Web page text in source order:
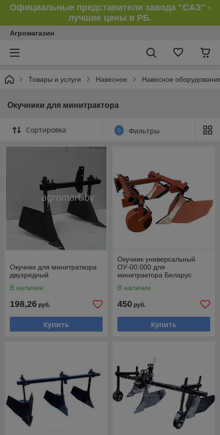
Официальные представители завода "САЗ" -
лучшие цены в РБ.
Агромагазин
Товары и услуги Навесное Навесное
Окучники для минитрактора
Сортировка 0 Фильтры
Окучник для минитраткора
двухрядный
В наличии
198,26 руб.
Купить
Окучник универсальный
ОУ-00.000 для
минитрактора Беларус
В наличии
450 руб.
Купить